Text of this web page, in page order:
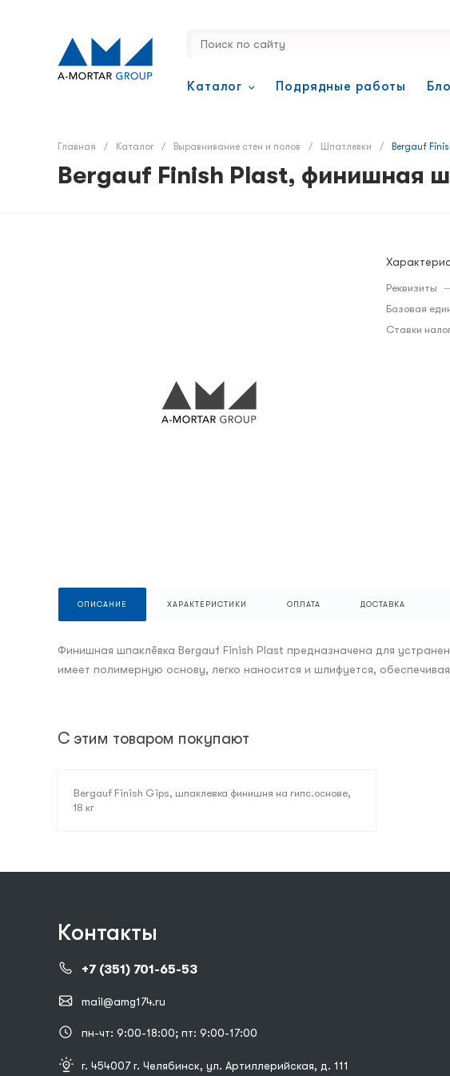
Каталог Подрядные работы
Главная / Каталог / Выравнивание стен и полов / Шпатлевки / Bergauf
Bergauf Finish Plast, финишная
Реквизиты
Базовая
Ставки
ОПИСАНИЕ ХАРАКТЕРИСТИКИ ОПЛАТА ДОСТАВКА
Финишная шпаклёвка Bergauf Finish Plast предназначена для
имеет полимерную основу, легко наносится и шлифуется,
С этим товаром покупают
Bergauf Finish Gips, шпаклевка финишня на гипс.основе,
18 кг
Контакты
+7 (351) 701-65-53
mail@amg174.ru
пн-чт: 9:00-18:00; пт: 9:00-17:00
г. 454007 г. Челябинск, ул. Артиллерийская, д. 111